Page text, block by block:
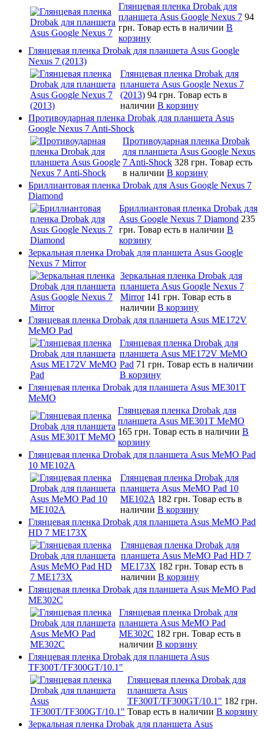
Глянцевая пленка Drobak для
планшета Asus Google Nexus 7 94
грн. Товар есть в наличии В
корзину
Глянцевая пленка Drobak для планшета Asus Google
Nexus 7 (2013)
Глянцевая пленка Drobak для
планшета Asus Google Nexus 7
(2013) 94 грн. Товар есть в
наличии В корзину
Противоударная пленка Drobak для планшета Asus
Google Nexus 7 Anti-Shock
Противоударная пленка Drobak
для планшета Asus Google Nexus
7 Anti-Shock 328 грн. Товар есть
в наличии В корзину
Бриллиантовая пленка Drobak для Asus Google Nexus 7
Diamond
Бриллиантовая пленка Drobak для
Asus Google Nexus 7 Diamond 235
грн. Товар есть в наличии В
корзину
Зеркальная пленка Drobak для планшета Asus Google
Nexus 7 Mirror
Зеркальная пленка Drobak для
планшета Asus Google Nexus 7
Mirror 141 грн. Товар есть в
наличии В корзину
Глянцевая пленка Drobak для планшета Asus ME172V
MeMO Pad
Глянцевая пленка Drobak для
планшета Asus ME172V MeMO
Pad 71 грн. Товар есть в наличии
В корзину
Глянцевая пленка Drobak для планшета Asus ME301T
MeMO
Глянцевая пленка Drobak для
планшета Asus ME301T MeMO
165 грн. Товар есть в наличии В
корзину
Глянцевая пленка Drobak для планшета Asus MeMO Pad
10 ME102A
Глянцевая пленка Drobak для
планшета Asus MeMO Pad 10
ME102A 182 грн. Товар есть в
наличии В корзину
Глянцевая пленка Drobak для планшета Asus MeMO Pad
HD 7 ME173X
Глянцевая пленка Drobak для
планшета Asus MeMO Pad HD 7
ME173X 182 грн. Товар есть в
наличии В корзину
Глянцевая пленка Drobak для планшета Asus MeMO Pad
ME302C
Глянцевая пленка Drobak для
планшета Asus MeMO Pad
ME302C 182 грн. Товар есть в
наличии В корзину
Глянцевая пленка Drobak для планшета Asus
TF300T/TF300GT/10.1"
Глянцевая пленка Drobak для
планшета Asus
TF300T/TF300GT/10.1" 182 грн.
Товар есть в наличии В корзину
Зеркальная пленка Drobak для планшета Asus